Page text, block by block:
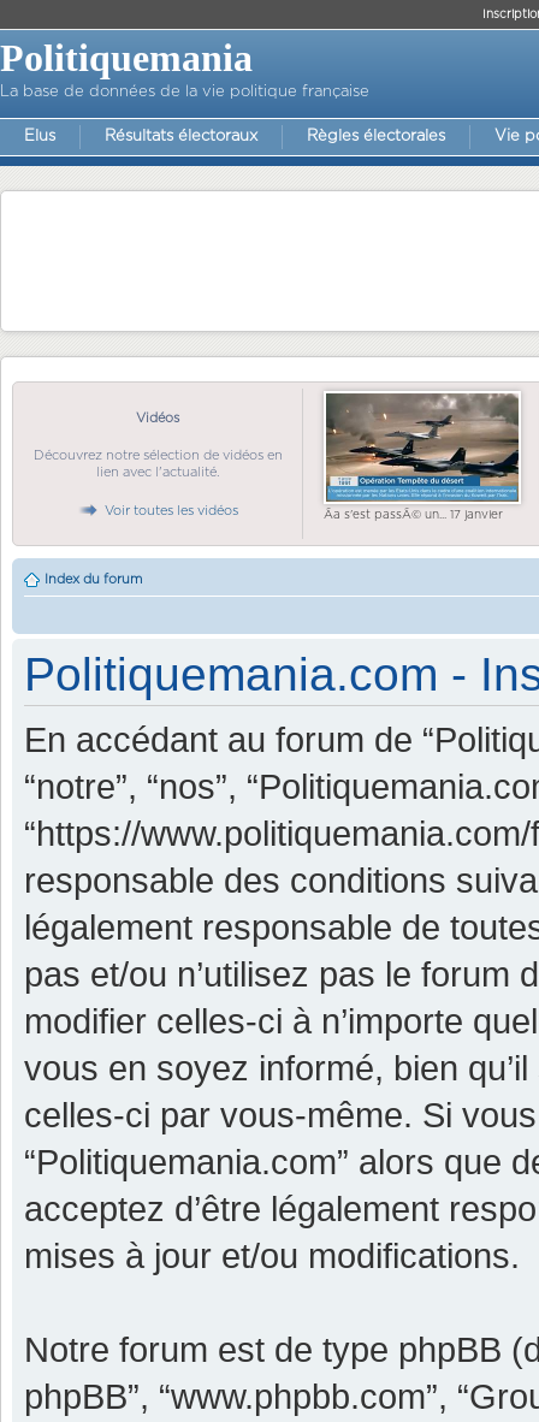
Politiquemania
La base de données de la vie politique française
Elus Résultats électoraux Règles électorales Vie
Vidéos
Découvrez notre sélection de vidéos en
lien avec l'actualité.
Voir toutes les vidéos Ãa s'est passÃ© un... 17 janvier
Index du forum
Politiquemania.com -
En accédant au forum de
“notre”, “nos”,
“https://
responsable des conditions
légalement responsable de
pas et/ou n’utilisez pas le forum
modifier celles-ci à n’importe
vous en soyez informé, bien
celles-ci par vous-même. Si
“Politiquemania.com” alors que
acceptez d’être légalement
mises à jour et/ou modifications.
Notre forum est de type phpBB
phpBB”, “www.phpbb.com”,